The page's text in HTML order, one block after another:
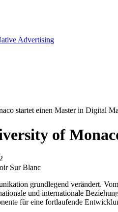
Advertising
startet einen Master in Digital
of
Sur Blanc
grundlegend verändert.
und internationale
für eine fortlaufende